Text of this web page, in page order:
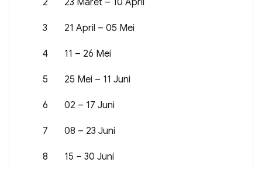
2 23 Maret – 10 April
3 21 April – 05 Mei
4 11 – 26 Mei
5 25 Mei – 11 Juni
6 02 – 17 Juni
7 08 – 23 Juni
8 15 – 30 Juni